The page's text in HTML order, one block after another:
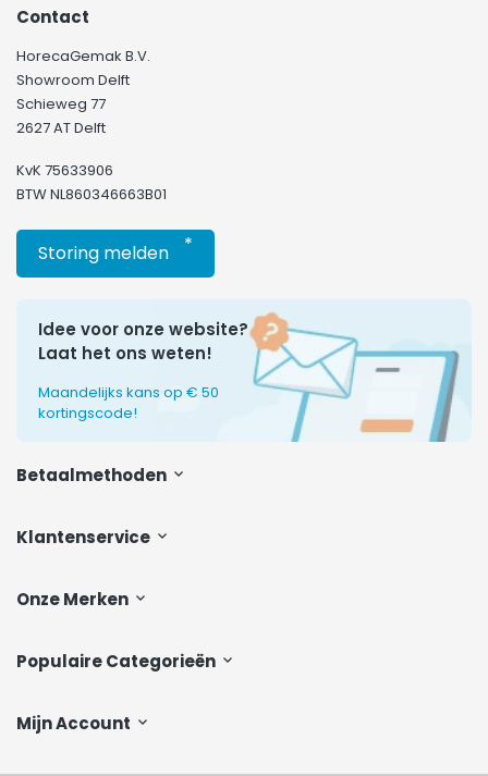
Klantenservice
Onze Merken
Populaire Categorieën
Mijn Account
Contact
HorecaGemak B.V.
Showroom Delft
Schieweg 77
2627 AT Delft
KvK 75633906
BTW NL860346663B01
Storing melden *
Idee voor onze website?
Laat het ons weten!
Maandelijks kans op € 50
kortingscode!
Betaalmethoden